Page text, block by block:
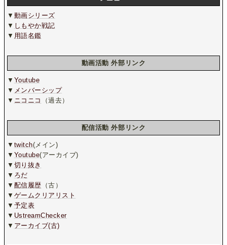
▼ 動画シリーズ
▼ しもやか戦記
▼ 用語名鑑
動画活動 外部リンク
▼ Youtube
▼ メンバーシップ
▼ ニコニコ （過去）
配信活動 外部リンク
▼ twitch(メイン)
▼ Youtube(アーカイブ)
▼ 切り抜き
▼ ろだ
▼ 配信履歴 （古）
▼ ゲームクリアリスト
▼ 予定表
▼ UstreamChecker
▼ アーカイブ(古)